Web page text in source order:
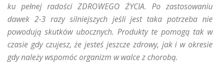
ku pełnej radości ZDROWEGO ŻYCIA. Po zastosowaniu
dawek 2-3 razy silniejszych jeśli jest taka potrzeba nie
powodują skutków ubocznych. Produkty te pomogą tak w
czasie gdy czujesz, że jesteś jeszcze zdrowy, jak i w okresie
gdy należy wspomóc organizm w walce z chorobą.